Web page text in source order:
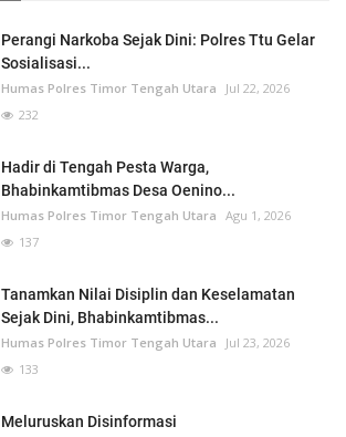
Perangi Narkoba Sejak Dini: Polres Ttu Gelar
Sosialisasi...
Humas Polres Timor Tengah Utara
Jul 22, 2026
232
Hadir di Tengah Pesta Warga,
Bhabinkamtibmas Desa Oenino...
Humas Polres Timor Tengah Utara Agu 1, 2026
137
Tanamkan Nilai Disiplin dan Keselamatan
Sejak Dini, Bhabinkamtibmas...
Humas Polres Timor Tengah Utara
Jul 23, 2026
133
Meluruskan Disinformasi